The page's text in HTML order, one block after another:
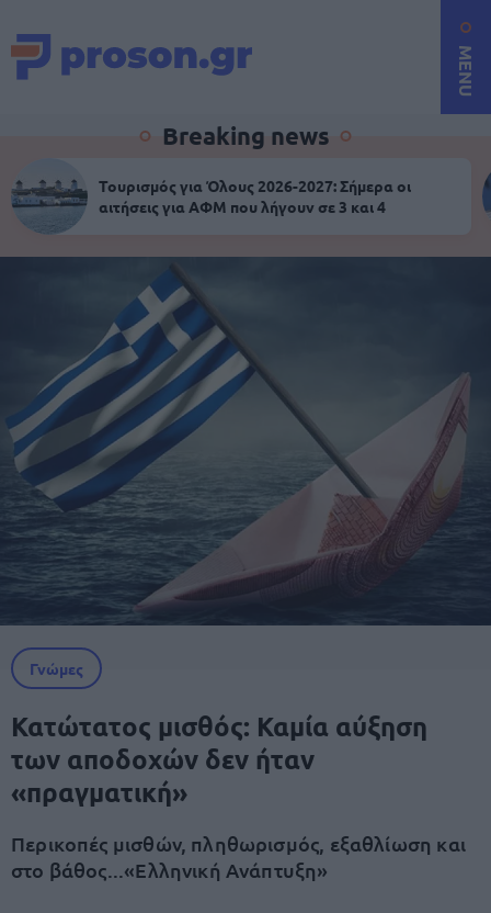
MENU
Breaking news
Τουρισμός για Όλους 2026-2027: Σήμερα οι
αιτήσεις για ΑΦΜ που λήγουν σε 3 και 4
Γνώμες
Κατώτατος μισθός: Καμία αύξηση
των αποδοχών δεν ήταν
«πραγματική»
Περικοπές μισθών, πληθωρισμός, εξαθλίωση και
στο βάθος...«Ελληνική Ανάπτυξη»